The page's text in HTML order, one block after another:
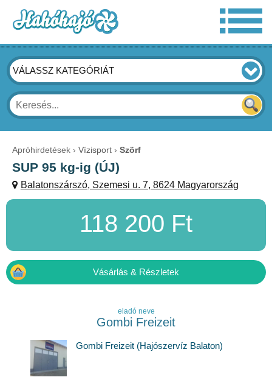
VÁLASSZ KATEGÓRIÁT
Apróhirdetések Vízisport Szörf
SUP 95 kg-ig (ÚJ)
Balatonszárszó, Szemesi u. 7, 8624 Magyarország
118 200 Ft
Vásárlás & Részletek
eladó neve
Gombi Freizeit
Gombi Freizeit (Hajószervíz Balaton)